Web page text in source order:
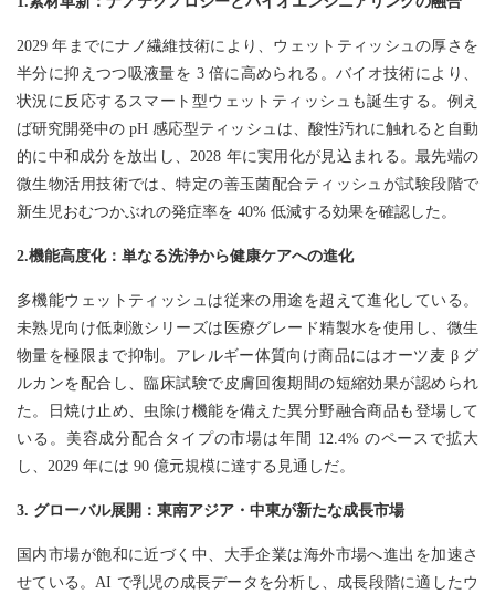
2029 年までにナノ繊維技術により、ウェットティッシュの厚さを
半分に抑えつつ吸液量を 3 倍に高められる。バイオ技術により、
状況に反応するスマート型ウェットティッシュも誕生する。例え
ば研究開発中の pH 感応型ティッシュは、酸性汚れに触れると自動
的に中和成分を放出し、2028 年に実用化が見込まれる。最先端の
微生物活用技術では、特定の善玉菌配合ティッシュが試験段階で
新生児おむつかぶれの発症率を 40% 低減する効果を確認した。
2.機能高度化：単なる洗浄から健康ケアへの進化
多機能ウェットティッシュは従来の用途を超えて進化している。
未熟児向け低刺激シリーズは医療グレード精製水を使用し、微生
物量を極限まで抑制。アレルギー体質向け商品にはオーツ麦 β グ
ルカンを配合し、臨床試験で皮膚回復期間の短縮効果が認められ
た。日焼け止め、虫除け機能を備えた異分野融合商品も登場して
いる。美容成分配合タイプの市場は年間 12.4% のペースで拡大
し、2029 年には 90 億元規模に達する見通しだ。
3. グローバル展開：東南アジア・中東が新たな成長市場
国内市場が飽和に近づく中、大手企業は海外市場へ進出を加速さ
せている。AI で乳児の成長データを分析し、成長段階に適したウ